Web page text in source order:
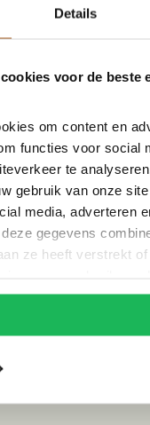
Details
voor de beste
om content en
functies voor social
te
gebruik van onze
media, adverteren
gegevens
ze heeft verstrekt
ze een prachtig geleefd
Kalksteen
Bruin, Donker